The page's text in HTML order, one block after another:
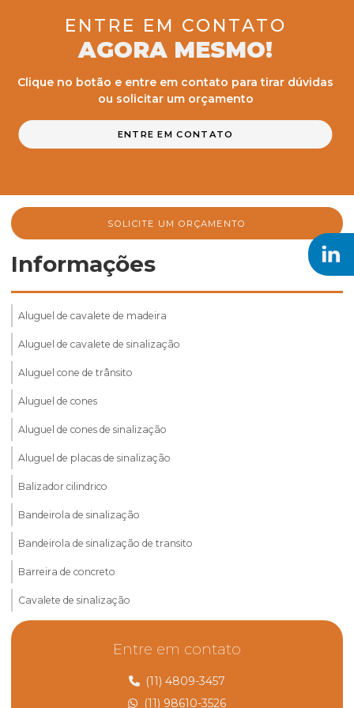
ENTRE EM CONTATO
AGORA MESMO!
Clique no botão e entre em contato para tirar dúvidas
ou solicitar um orçamento
ENTRE EM CONTATO
SOLICITE UM ORÇAMENTO
Informações
Aluguel de cavalete de madeira
Aluguel de cavalete de sinalização
Aluguel cone de trânsito
Aluguel de cones
Aluguel de cones de sinalização
Aluguel de placas de sinalização
Balizador cilindrico
Bandeirola de sinalização
Bandeirola de sinalização de transito
Barreira de concreto
Cavalete de sinalização
Comprar cones de sinalização
Cone de sinalização de borracha
Entre em contato
(11) 4809-3457
(11) 98610-3526